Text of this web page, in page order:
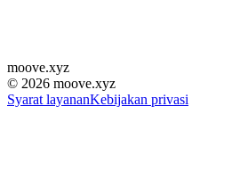
moove.xyz
© 2026 moove.xyz
Syarat layananKebijakan privasi